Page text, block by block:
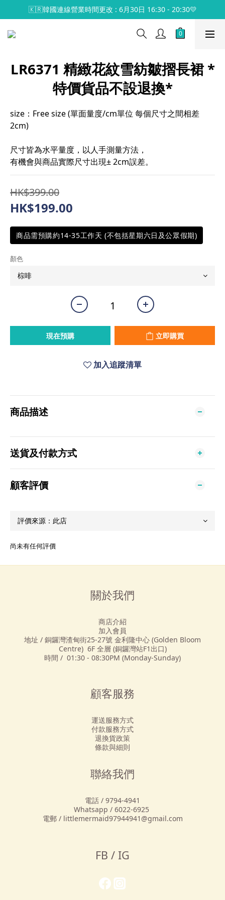
🇰🇷韓國連線營業時間更改 : 6月30日 16:30 - 20:30💛
LR6371 精緻花紋雪紡皺摺長裙 *
特價貨品不設退換*
size：Free size (單面量度/cm單位 每個尺寸之間相差
2cm)
尺寸皆為水平量度，以人手測量方法，
有機會與商品實際尺寸出現± 2cm誤差。
HK$399.00
HK$199.00
商品需預購約14-35工作天 (不包括星期六日及公眾假期)
顏色
現在預購 立即購買
加入追蹤清單
商品描述
送貨及付款方式
顧客評價
尚未有任何評價
關於我們
商店介紹
加入會員
地址 / 銅鑼灣渣甸街25-27號 金利隆中心 (Golden Bloom
Centre) 6F 全層 (銅鑼灣站F1出口)
時間 / 01:30 - 08:30PM (Monday-Sunday)
顧客服務
運送服務方式
付款服務方式
退換貨政策
條款與細則
聯絡我們
電話 / 9794-4941
Whatsapp / 6022-6925
電郵 / littlemermaid97944941@gmail.com
FB / IG